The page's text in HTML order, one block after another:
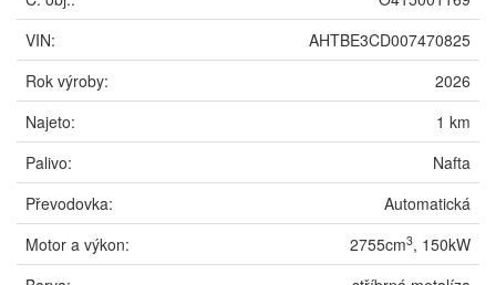
VIN:
AHTBE3CD007470825
Rok výroby:
2026
Najeto:
1 km
Palivo:
Nafta
Převodovka:
Automatická
Motor a výkon:
2755cm3, 150kW